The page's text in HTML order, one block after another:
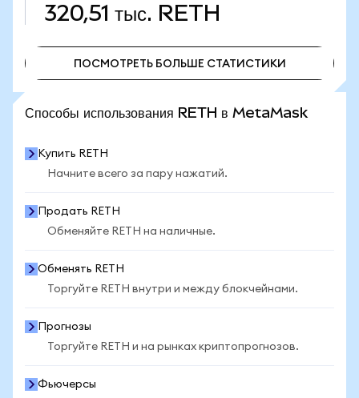
320,51 тыс. RETH
ПОСМОТРЕТЬ БОЛЬШЕ СТАТИСТИКИ
Способы использования RETH в MetaMask
Купить RETH
Начните всего за пару нажатий.
Продать RETH
Обменяйте RETH на наличные.
Обменять RETH
Торгуйте RETH внутри и между блокчейнами.
Прогнозы
Торгуйте RETH и на рынках криптопрогнозов.
Фьючерсы